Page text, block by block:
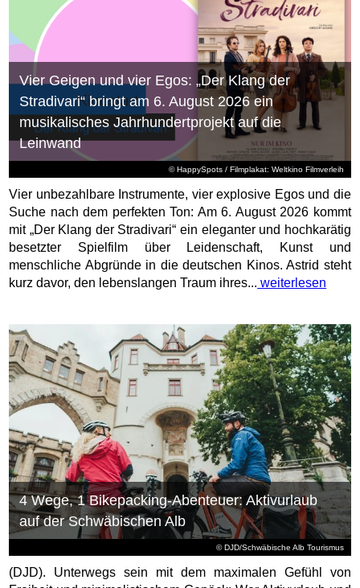
© HappySpots / Filmplakat: Weltkino Filmverleih
Vier Geigen und vier Egos: „Der Klang der
Stradivari“ bringt am 6. August 2026 ein
musikalisches Jahrhundertprojekt auf die
Leinwand
Vier unbezahlbare Instrumente, vier explosive Egos und die
Suche nach dem perfekten Ton: Am 6. August 2026 kommt
mit „Der Klang der Stradivari“ ein eleganter und hochkarätig
besetzter Spielfilm über Leidenschaft, Kunst und
menschliche Abgründe in die deutschen Kinos. Astrid steht
kurz davor, den lebenslangen Traum ihres... weiterlesen
© DJD/Schwäbische Alb Tourismus
4 Wege, 1 Bikepacking-Abenteuer: Aktivurlaub
auf der Schwäbischen Alb
(DJD). Unterwegs sein mit dem maximalen Gefühl von